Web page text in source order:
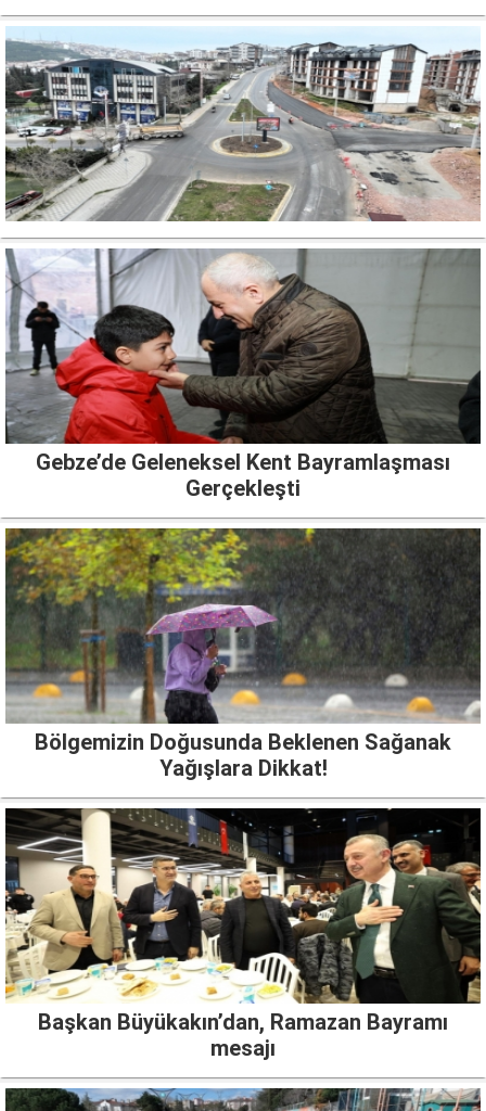
Gebze’de Geleneksel Kent Bayramlaşması
Gerçekleşti
Bölgemizin Doğusunda Beklenen Sağanak
Yağışlara Dikkat!
Başkan Büyükakın’dan, Ramazan Bayramı
mesajı